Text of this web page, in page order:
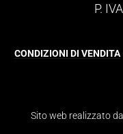
P.
CONDIZIONI DI VENDITA
Sito web realizzato da